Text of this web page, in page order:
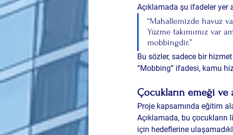
Açıklamada şu ifadeler yer
“Mahallemizde havuz
Yüzme takımımız var
mobbingdir.”
Bu sözler, sadece bir
“Mobbing” ifadesi, kamu
Çocukların emeği ve
Proje kapsamında eğitim
Açıklamada, bu
için hedeflerine